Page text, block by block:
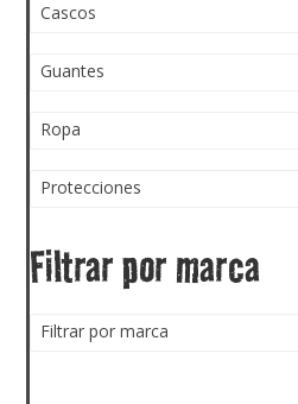
Cascos
Guantes
Ropa
Protecciones
Filtrar por marca
Filtrar por marca